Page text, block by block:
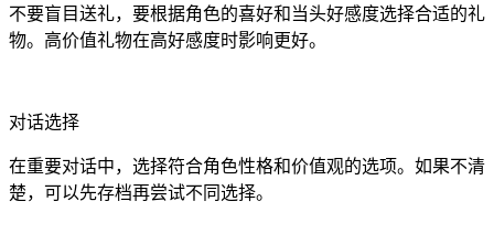
不要盲目送礼，要根据角色的喜好和当头好感度选择合适的礼
物。高价值礼物在高好感度时影响更好。
对话选择
在重要对话中，选择符合角色性格和价值观的选项。如果不清
楚，可以先存档再尝试不同选择。